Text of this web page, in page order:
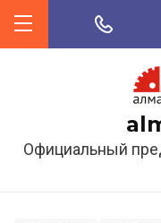
Официальный